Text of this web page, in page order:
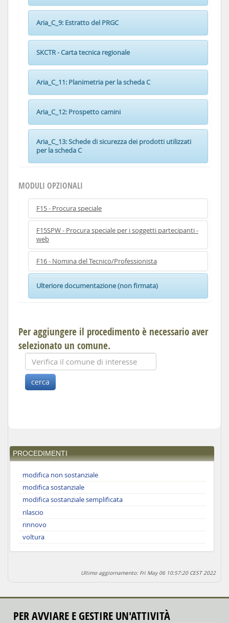
Aria_C_9: Estratto del PRGC
SKCTR - Carta tecnica regionale
Aria_C_11: Planimetria per la scheda C
Aria_C_12: Prospetto camini
Aria_C_13: Schede di sicurezza dei prodotti utilizzati
per la scheda C
MODULI OPZIONALI
F15 - Procura speciale
F15SPW - Procura speciale per i soggetti partecipanti -
web
F16 - Nomina del Tecnico/Professionista
Ulteriore documentazione (non firmata)
Per aggiungere il procedimento è necessario aver
selezionato un comune.
PROCEDIMENTI
modifica non sostanziale
modifica sostanziale
modifica sostanziale semplificata
rilascio
rinnovo
voltura
Ultimo aggiornamento: Fri May 06 10:57:20 CEST 2022
PER AVVIARE E GESTIRE UN'ATTIVITÀ